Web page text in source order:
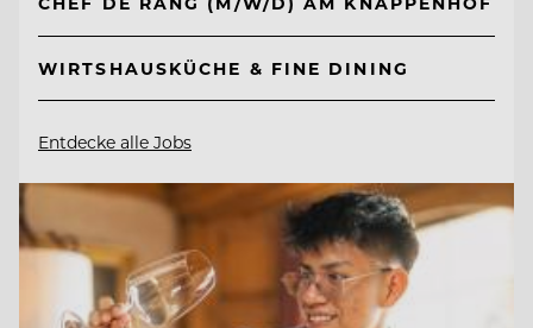
WIRTSHAUSKÜCHE & FINE DINING
Entdecke alle Jobs